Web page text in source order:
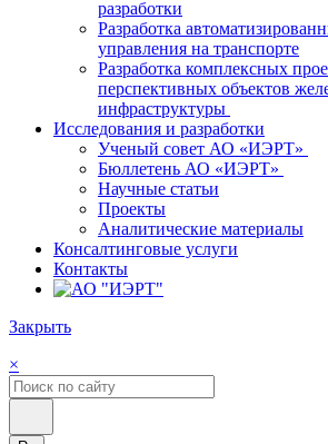
разработки
Разработка
управления на транспорте
Разработка комплексных
перспективных объектов
инфраструктуры
Исследования и разработки
Ученый совет АО «ИЭРТ»
Бюллетень АО «ИЭРТ»
Научные статьи
Проекты
Аналитические материалы
Консалтинговые услуги
Контакты
Закрыть
×